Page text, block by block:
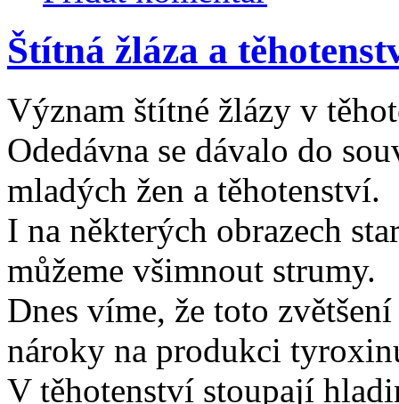
Štítná žláza a
Význam štítné žlázy v
Odedávna se dávalo do
mladých žen a těhotenství.
I na některých obrazech
můžeme všimnout strumy.
Dnes víme, že toto
nároky na produkci
V těhotenství stoupají